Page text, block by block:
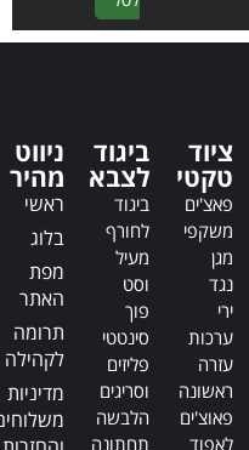
l
t
ציוד
טקטי
פאצ'ים
משקפי
מגן
נגד
ירי
ערכות
עזרה
ראשונה
פאוצ'ים
לאפוד
ביגוד
לצבא
ביגוד
לחורף
מעיל
וסט
פוך
סינטטי
פליזים
וסריגים
הלבשה
תחתונה
ניווט
מהיר
ראשי
בלוג
מפת
האתר
תרומה
לקהילה
מדיניות